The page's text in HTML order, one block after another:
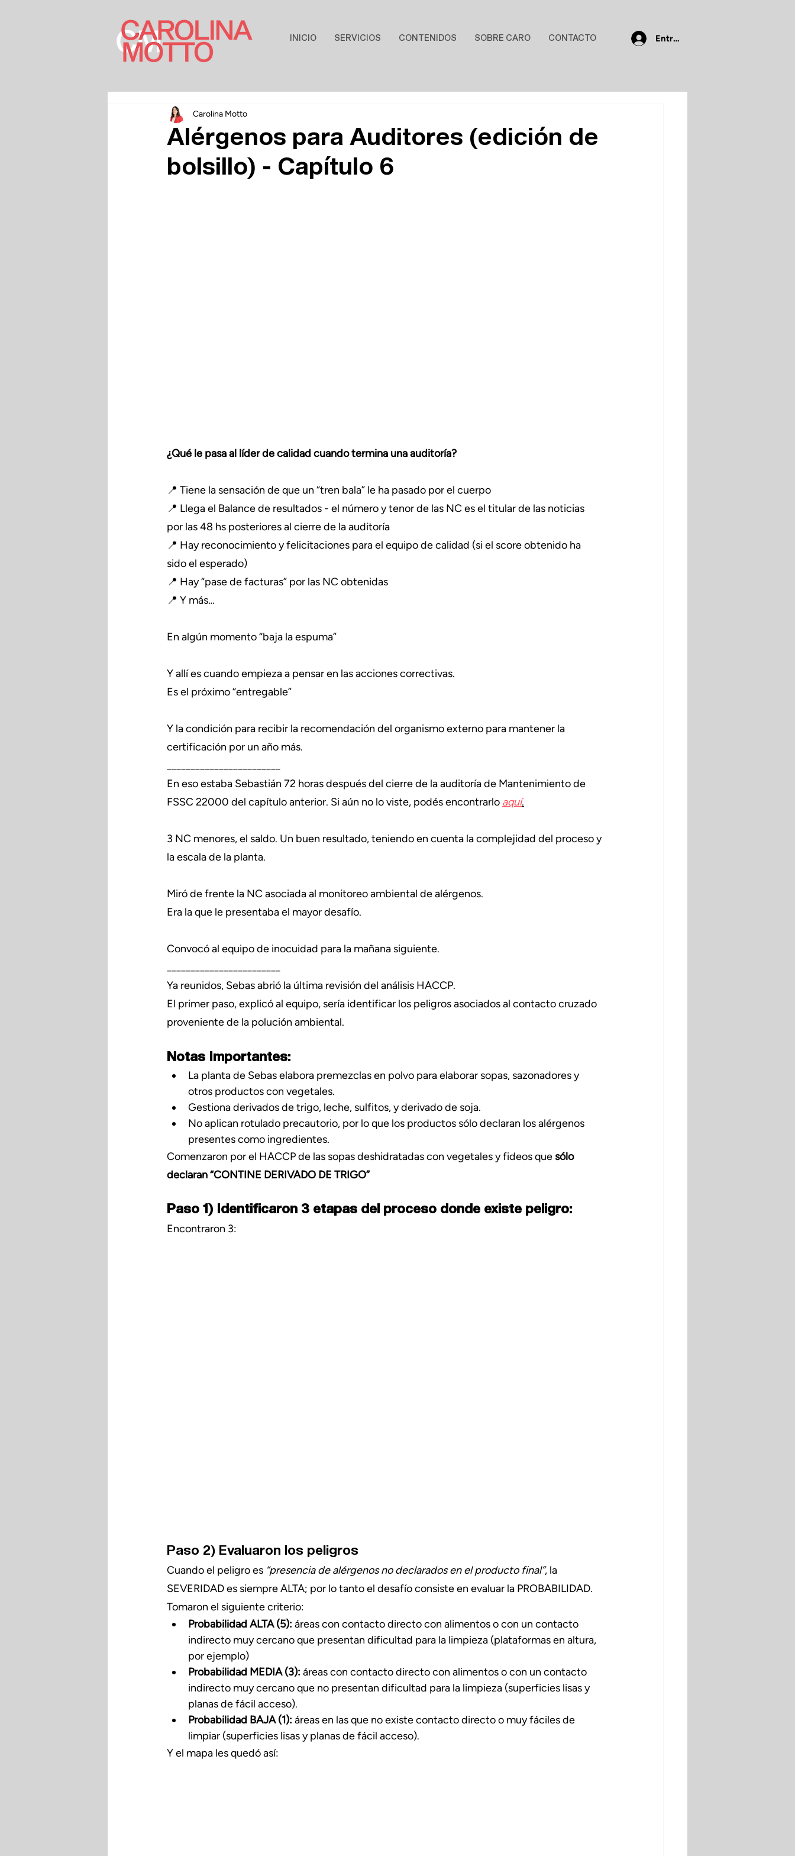
INICIO SERVICIOS CONTENIDOS SOBRE CARO CONTACTO Entrar
Alérgenos para Auditores (edición de
bolsillo) - Capítulo 6
Carolina Motto
¿Qué le pasa al líder de calidad cuando termina una auditoría?
📍 Tiene la sensación de que un “tren bala” le ha pasado por el cuerpo
📍 Llega el Balance de resultados - el número y tenor de las NC es el titular de las noticias
por las 48 hs posteriores al cierre de la auditoría
📍 Hay reconocimiento y felicitaciones para el equipo de calidad (si el score obtenido ha
sido el esperado)
📍 Hay “pase de facturas” por las NC obtenidas
📍 Y más…
En algún momento “baja la espuma”
Y allí es cuando empieza a pensar en las acciones correctivas.
Es el próximo “entregable”
Y la condición para recibir la recomendación del organismo externo para mantener la
certificación por un año más.
En eso estaba Sebastián 72 horas después del cierre de la auditoría de Mantenimiento de
FSSC 22000 del capítulo anterior. Si aún no lo viste, podés encontrarlo aquí.
3 NC menores, el saldo. Un buen resultado, teniendo en cuenta la complejidad del proceso y
la escala de la planta.
Miró de frente la NC asociada al monitoreo ambiental de alérgenos.
Era la que le presentaba el mayor desafío.
Convocó al equipo de inocuidad para la mañana siguiente.
Ya reunidos, Sebas abrió la última revisión del análisis HACCP.
El primer paso, explicó al equipo, sería identificar los peligros asociados al contacto cruzado
proveniente de la polución ambiental.
Notas Importantes:
La planta de Sebas elabora premezclas en polvo para elaborar sopas, sazonadores y
otros productos con vegetales.
Gestiona derivados de trigo, leche, sulfitos, y derivado de soja.
No aplican rotulado precautorio, por lo que los productos sólo declaran los alérgenos
presentes como ingredientes.
Comenzaron por el HACCP de las sopas deshidratadas con vegetales y fideos que sólo
declaran “CONTINE DERIVADO DE TRIGO”
Paso 1) Identificaron 3 etapas del proceso donde existe peligro:
Encontraron 3:
Paso 2) Evaluaron los peligros
Cuando el peligro es “presencia de alérgenos no declarados en el producto final”, la
SEVERIDAD es siempre ALTA; por lo tanto el desafío consiste en evaluar la PROBABILIDAD.
Tomaron el siguiente criterio:
Probabilidad ALTA (5): áreas con contacto directo con alimentos o con un contacto
indirecto muy cercano que presentan dificultad para la limpieza (plataformas en altura,
por ejemplo)
Probabilidad MEDIA (3): áreas con contacto directo con alimentos o con un contacto
indirecto muy cercano que no presentan dificultad para la limpieza (superficies lisas y
planas de fácil acceso).
Probabilidad BAJA (1): áreas en las que no existe contacto directo o muy fáciles de
limpiar (superficies lisas y planas de fácil acceso).
Y el mapa les quedó así: